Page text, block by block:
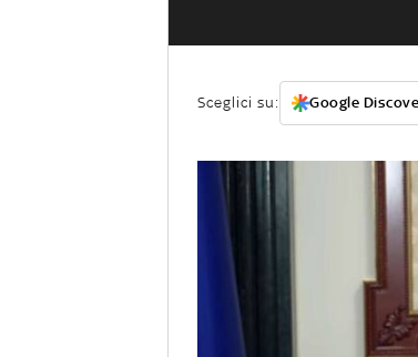
Sceglici su: Google